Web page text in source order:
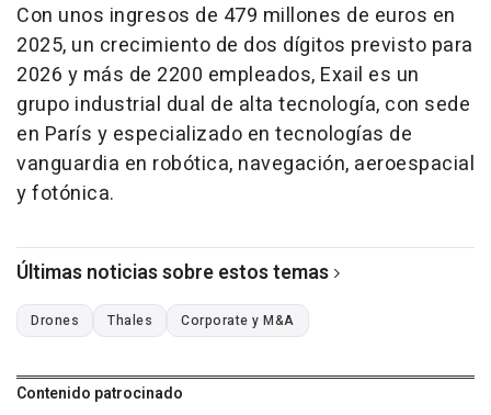
Con unos ingresos de 479 millones de euros en
2025, un crecimiento de dos dígitos previsto para
2026 y más de 2200 empleados, Exail es un
grupo industrial dual de alta tecnología, con sede
en París y especializado en tecnologías de
vanguardia en robótica, navegación, aeroespacial
y fotónica.
Últimas noticias sobre estos temas
Drones Thales Corporate y M&A
Contenido patrocinado